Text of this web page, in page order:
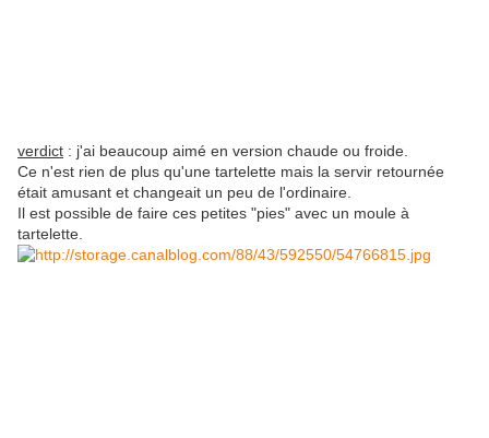
verdict : j'ai beaucoup aimé en version chaude ou froide.
Ce n'est rien de plus qu'une tartelette mais la servir retournée
était amusant et changeait un peu de l'ordinaire.
Il est possible de faire ces petites "pies" avec un moule à
tartelette.